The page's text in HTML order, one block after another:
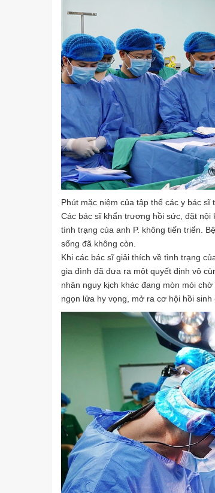
Phút mặc niệm của tập thể các y bác
Các bác sĩ khẩn trương hồi sức, đặt nội
tình trạng của anh P. không tiến triển.
sống đã không còn.
Khi các bác sĩ giải thích về tình trạng
gia đình đã đưa ra một quyết định vô
nhân nguy kịch khác đang mòn mỏi
ngọn lửa hy vọng, mở ra cơ hội hồi sinh